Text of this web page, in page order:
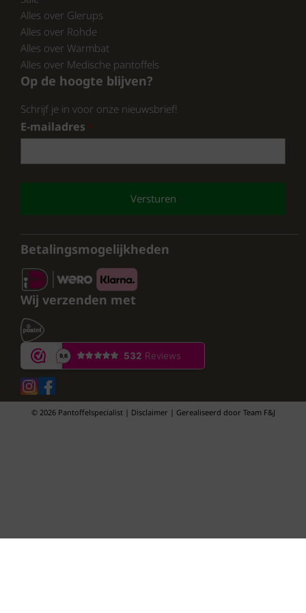
materialen, stijlvolle ontwerpen en praktische
functionaliteiten maakt deze pantoffels een
uitstekende keuze.
Alles over Glerups
Alles over Rohde
Alles over Warmbat
Alles over Medische pantoffels
Op de hoogte blijven?
Schrijf je in voor onze nieuwsbrief!
E-mailadres *
CAPTCHA
Betalingsmogelijkheden
Wij verzenden met
© 2026 Pantoffelspecialist | Disclaimer | Gerealiseerd door Team F&J